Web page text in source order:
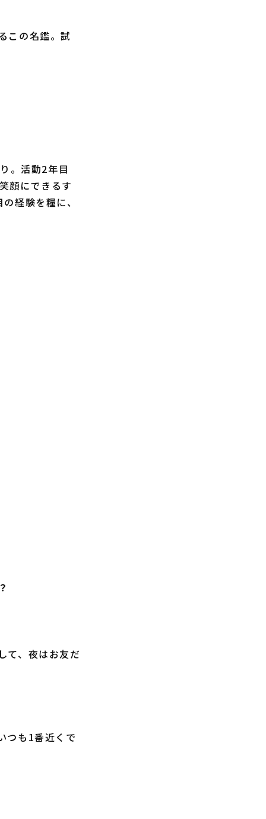
この名鑑。試
。活動2年目
顔にできるす
経験を糧に、
て、夜はお友だ
つも1番近くで